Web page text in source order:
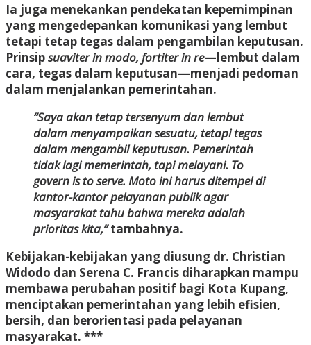
Ia juga menekankan pendekatan kepemimpinan
yang mengedepankan komunikasi yang lembut
tetapi tetap tegas dalam pengambilan keputusan.
Prinsipsuaviter in modo, fortiter in re—lembut dalam
cara, tegas dalam keputusan—menjadi pedoman
dalam menjalankan pemerintahan.
“Saya akan tetap tersenyum dan lembut
dalam menyampaikan sesuatu, tetapi tegas
dalam mengambil keputusan. Pemerintah
tidak lagi memerintah, tapi melayani. To
govern is to serve. Moto ini harus ditempel di
kantor-kantor pelayanan publik agar
masyarakat tahu bahwa mereka adalah
prioritas kita,”tambahnya.
Kebijakan-kebijakan yang diusung dr. Christian
Widodo dan Serena C. Francis diharapkan mampu
membawa perubahan positif bagi Kota Kupang,
menciptakan pemerintahan yang lebih efisien,
bersih, dan berorientasi pada pelayanan
masyarakat. ***